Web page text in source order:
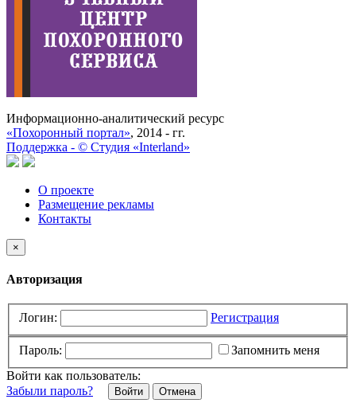
Информационно-аналитический ресурс
«Похоронный портал», 2014 - гг.
Поддержка - © Cтудия «Interland»
О проекте
Размещение рекламы
Контакты
×
Авторизация
Логин: Регистрация
Пароль:
Запомнить меня
Войти как пользователь:
Забыли пароль?
Отмена